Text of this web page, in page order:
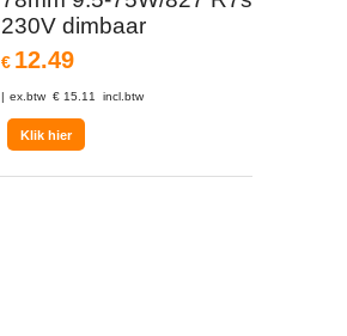
230V dimbaar
€ 12.49
ex.btw € 15.11 incl.btw
Klik hier